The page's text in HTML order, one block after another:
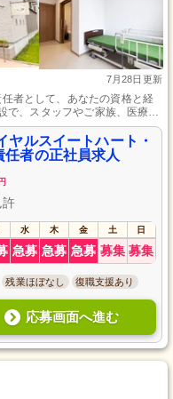
7月28日更新
者として、あなたの資格と経
で、スタッフやご家族、医療機
制で年間休日数108日あり、プ
ています。
ヤルスイートハート・
者の正社員求人
円
許
水 木 金 土 日
急募 急募 急募 募集 募集
残業ほぼなし 復職支援あり
応募画面へ進む